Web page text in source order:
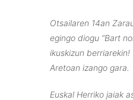
Otsailaren 14an
egingo diogu “Bart
ikuskizun
Aretoan izango gara.
Euskal Herriko jaiak